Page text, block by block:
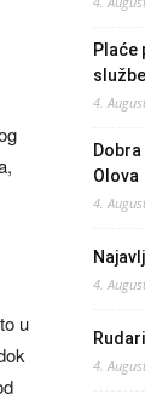
u
Plaće
4.
Olova
4.
4.
4.